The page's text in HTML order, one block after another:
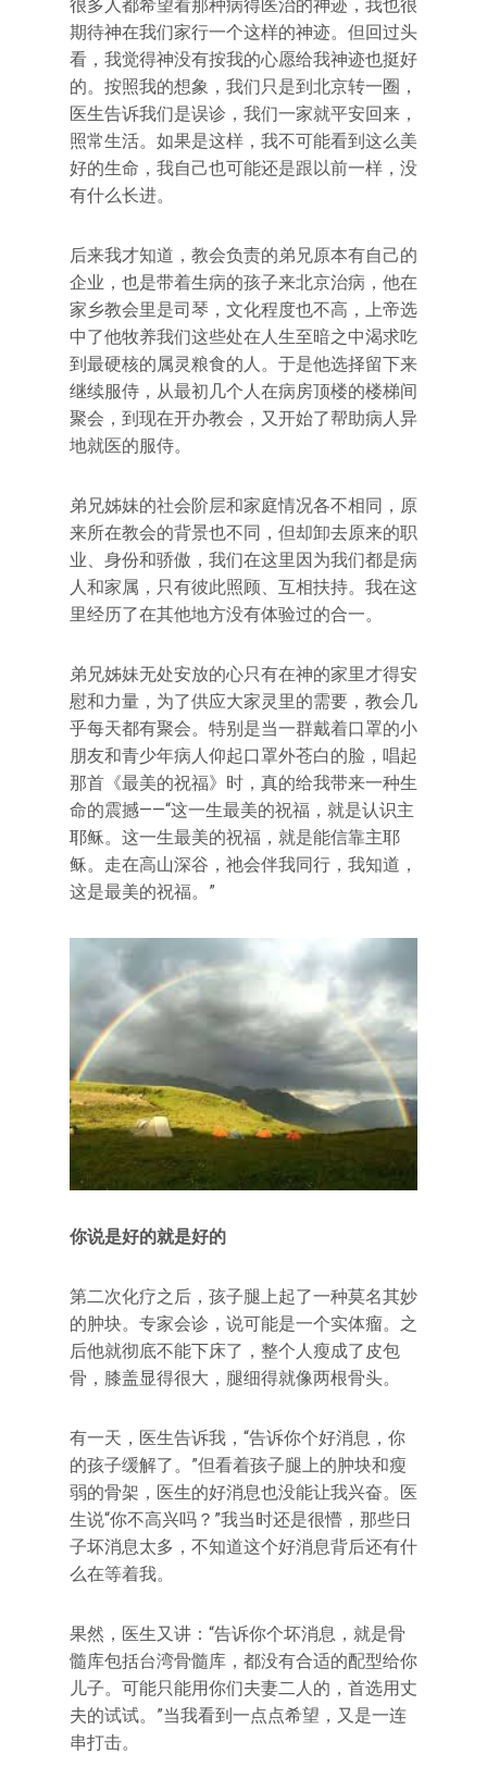
很多人都希望看那种病得医治的神迹，我也很
期待神在我们家行一个这样的神迹。但回过头
看，我觉得神没有按我的心愿给我神迹也挺好
的。按照我的想象，我们只是到北京转一圈，
医生告诉我们是误诊，我们一家就平安回来，
照常生活。如果是这样，我不可能看到这么美
好的生命，我自己也可能还是跟以前一样，没
有什么长进。
后来我才知道，教会负责的弟兄原本有自己的
企业，也是带着生病的孩子来北京治病，他在
家乡教会里是司琴，文化程度也不高，上帝选
中了他牧养我们这些处在人生至暗之中渴求吃
到最硬核的属灵粮食的人。于是他选择留下来
继续服侍，从最初几个人在病房顶楼的楼梯间
聚会，到现在开办教会，又开始了帮助病人异
地就医的服侍。
弟兄姊妹的社会阶层和家庭情况各不相同，原
来所在教会的背景也不同，但却卸去原来的职
业、身份和骄傲，我们在这里因为我们都是病
人和家属，只有彼此照顾、互相扶持。我在这
里经历了在其他地方没有体验过的合一。
弟兄姊妹无处安放的心只有在神的家里才得安
慰和力量，为了供应大家灵里的需要，教会几
乎每天都有聚会。特别是当一群戴着口罩的小
朋友和青少年病人仰起口罩外苍白的脸，唱起
那首《最美的祝福》时，真的给我带来一种生
命的震撼——“这一生最美的祝福，就是认识主
耶稣。这一生最美的祝福，就是能信靠主耶
稣。走在高山深谷，祂会伴我同行，我知道，
这是最美的祝福。”
你说是好的就是好的
第二次化疗之后，孩子腿上起了一种莫名其妙
的肿块。专家会诊，说可能是一个实体瘤。之
后他就彻底不能下床了，整个人瘦成了皮包
骨，膝盖显得很大，腿细得就像两根骨头。
有一天，医生告诉我，“告诉你个好消息，你
的孩子缓解了。”但看着孩子腿上的肿块和瘦
弱的骨架，医生的好消息也没能让我兴奋。医
生说“你不高兴吗？”我当时还是很懵，那些日
子坏消息太多，不知道这个好消息背后还有什
么在等着我。
果然，医生又讲：“告诉你个坏消息，就是骨
髓库包括台湾骨髓库，都没有合适的配型给你
儿子。可能只能用你们夫妻二人的，首选用丈
夫的试试。”当我看到一点点希望，又是一连
串打击。